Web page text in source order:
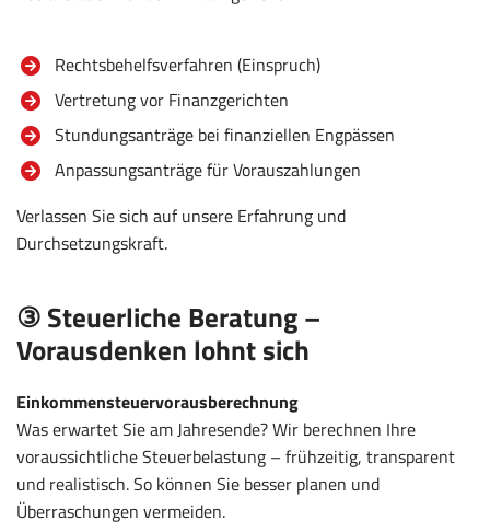
Rechtsbehelfsverfahren (Einspruch)
Vertretung vor Finanzgerichten
Stundungsanträge bei finanziellen Engpässen
Anpassungsanträge für Vorauszahlungen
Verlassen Sie sich auf unsere Erfahrung und
Durchsetzungskraft.
③ Steuerliche Beratung –
Vorausdenken lohnt sich
Einkommensteuervorausberechnung
Was erwartet Sie am Jahresende? Wir berechnen Ihre
voraussichtliche Steuerbelastung – frühzeitig, transparent
und realistisch. So können Sie besser planen und
Überraschungen vermeiden.